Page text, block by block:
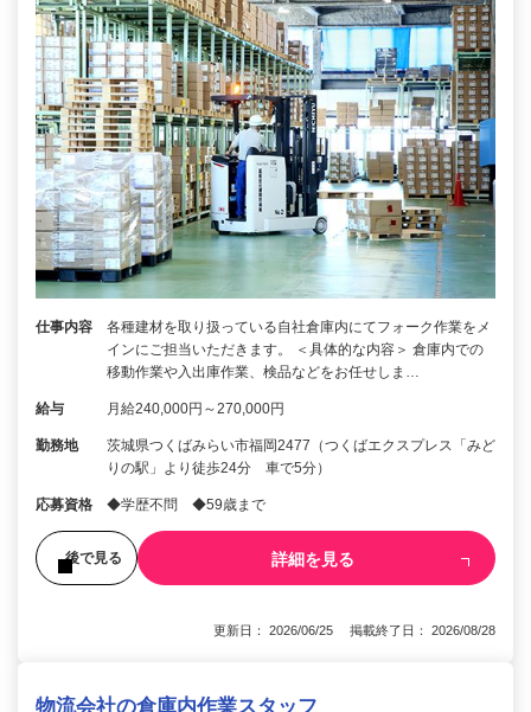
仕事内容
各種建材を取り扱っている自社倉庫内にてフォーク作業をメ
インにご担当いただきます。 ＜具体的な内容＞ 倉庫内での
移動作業や入出庫作業、検品などをお任せしま…
給与 月給240,000円～270,000円
勤務地
茨城県つくばみらい市福岡2477（つくばエクスプレス「みど
りの駅」より徒歩24分 車で5分）
応募資格 ◆学歴不問 ◆59歳まで
後で見る 詳細を見る
更新日： 2026/06/25 掲載終了日： 2026/08/28
物流会社の倉庫内作業スタッフ